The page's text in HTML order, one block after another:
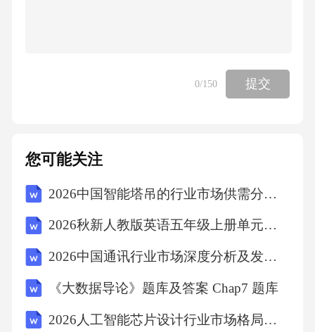
性以及价格优势，使其成为许多学生的首选。3.
消费决策易受同伴影响：处于青春期的中职学
存在，部分学生为了获得同伴认可而进行非理
性消费。4.消费观念尚不成熟：部分中职学生缺
乏明确的消费计划，对金钱的来之不易认识不
存在，储蓄意识和长远消费规划较为欠缺。5.品
牌意识逐步增强，但辨别能力有待提高：对知
名品牌的认知度有所提升，部分学生愿意为品
0/150 提交
您可能关注
2026中国智能塔吊的行业市场供需分析及投资评估规划分析研究报告
2026秋新人教版英语五年级上册单元知识清单Unit 4 Healthy habits
2026中国通讯行业市场深度分析及发展趋势预测与投资价值研究报告
《大数据导论》题库及答案 Chap7 题库
2026人工智能芯片设计行业市场格局演变与投资需求分析报告